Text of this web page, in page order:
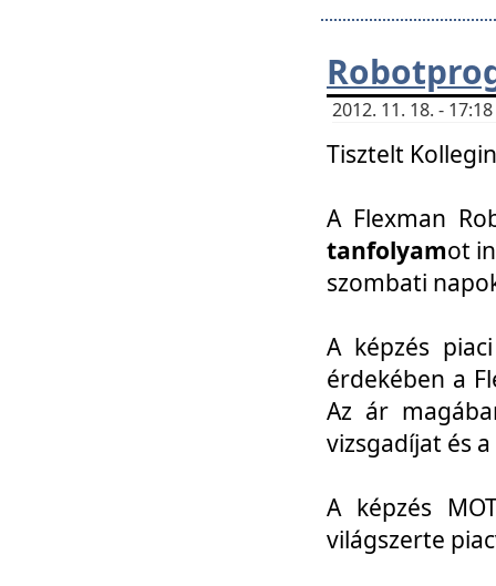
2012. 11. 18. -
Tisztelt
A Flexman
tanfolyamot
szombati
A képzés
érdekében a
Az ár
vizsgadíjat és
A képzés
világszerte